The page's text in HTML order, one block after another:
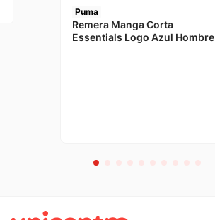
Puma
Remera Manga Corta
Essentials Logo Azul Hombre